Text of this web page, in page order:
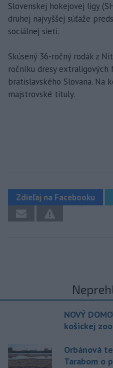
Slovenskej hokejovej ligy
druhej najvyššej súťaže
sociálnej sieti.
Skúsený 36-ročný rodák z
ročníku dresy extraligových
bratislavského Slovana. Na
majstrovské tituly.
Zdieľaj na Facebooku
NOVÝ
košickej
Orbánová
Tarabom o